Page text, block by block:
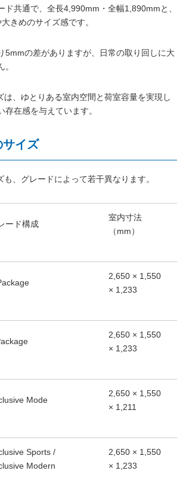
ド共通で、全長4,990mm・全幅1,890mmと、
きめのサイズ感です。
5mmの差がありますが、日常の取り回しに大
は、ゆとりある室内空間と荷室容量を実現し
在感を与えています。
サイズ
、グレードによって若干異なります。
ード構成
室内寸法
（mm）
2,650 × 1,550
× 1,233
2,650 × 1,550
× 1,233
Mode
2,650 × 1,550
× 1,211
Sports /
Modern
2,650 × 1,550
× 1,233